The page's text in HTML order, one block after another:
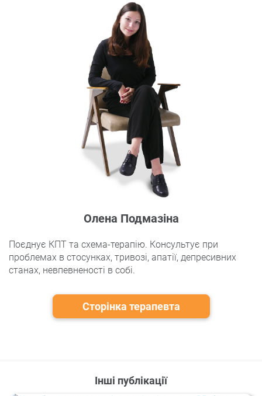
Олена Подмазіна
Поєднує КПТ та схема-терапію. Консультує при
проблемах в стосунках, тривозі, апатії, депресивних
станах, невпевненості в собі.
Сторінка терапевта
Інші публікації